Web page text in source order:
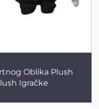
Oblika Plush
Igračke